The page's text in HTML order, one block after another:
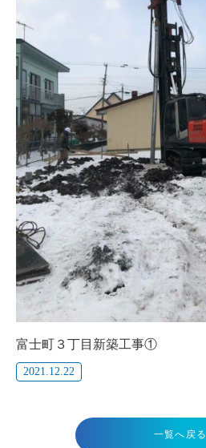
富士町３丁目新築工事①
2021.12.22
一覧へ戻る